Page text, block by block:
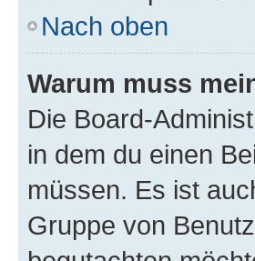
Nach oben
Warum muss
Die Board-
in dem du einen
müssen. Es ist
Gruppe von